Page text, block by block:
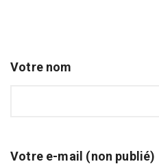
Votre nom
Votre e-mail (non publié)